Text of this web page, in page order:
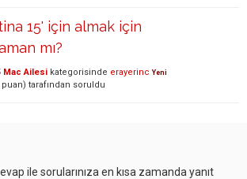
15' için almak için
mı?
Mac Ailesi kategorisinde erayerinc Yeni
puan) tarafından soruldu
ile sorularınıza en kısa zamanda yanıt